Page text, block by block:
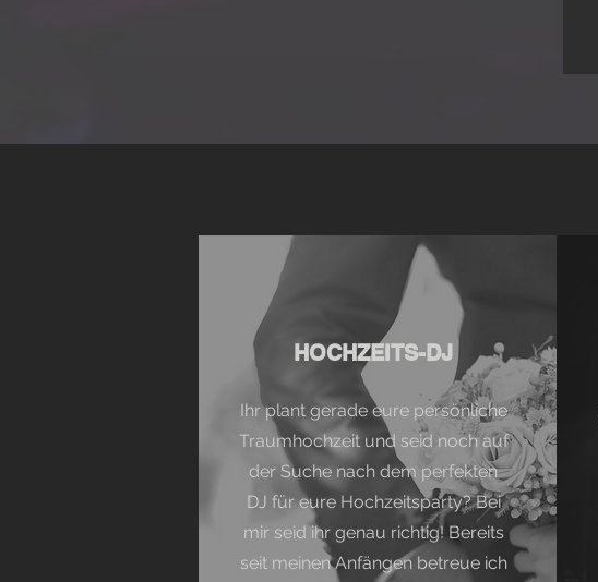
HOCHZEITS-DJ
Ihr plant gerade eure persönliche
Traumhochzeit und seid noch auf
der Suche nach dem perfekten
DJ für eure Hochzeitsparty? Bei
mir seid ihr genau richtig! Bereits
seit meinen Anfängen betreue ich